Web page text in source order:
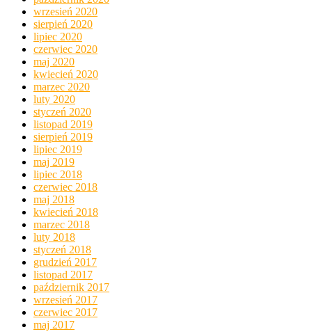
wrzesień 2020
sierpień 2020
lipiec 2020
czerwiec 2020
maj 2020
kwiecień 2020
marzec 2020
luty 2020
styczeń 2020
listopad 2019
sierpień 2019
lipiec 2019
maj 2019
lipiec 2018
czerwiec 2018
maj 2018
kwiecień 2018
marzec 2018
luty 2018
styczeń 2018
grudzień 2017
listopad 2017
październik 2017
wrzesień 2017
czerwiec 2017
maj 2017